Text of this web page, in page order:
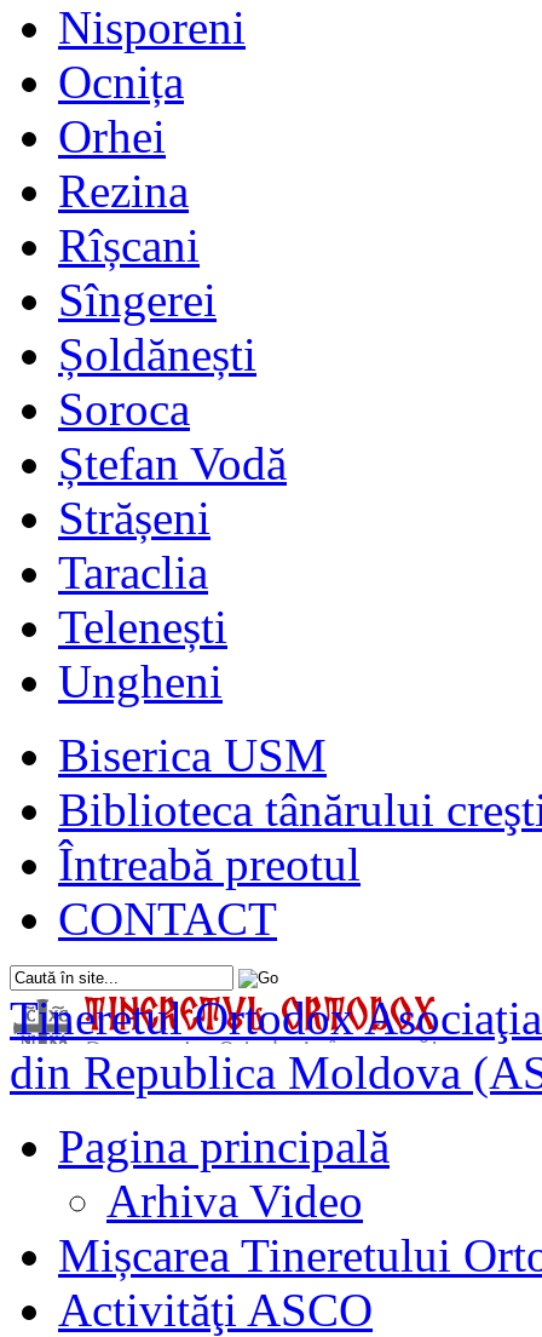
Nisporeni
Ocnița
Orhei
Rezina
Rîșcani
Sîngerei
Șoldănești
Soroca
Ștefan Vodă
Strășeni
Taraclia
Telenești
Ungheni
Biserica USM
Biblioteca tânărului
Întreabă preotul
CONTACT
Tineretul Ortodox
din Republica Moldova
Pagina principală
Arhiva Video
Mișcarea Tineretului
Activităţi ASCO